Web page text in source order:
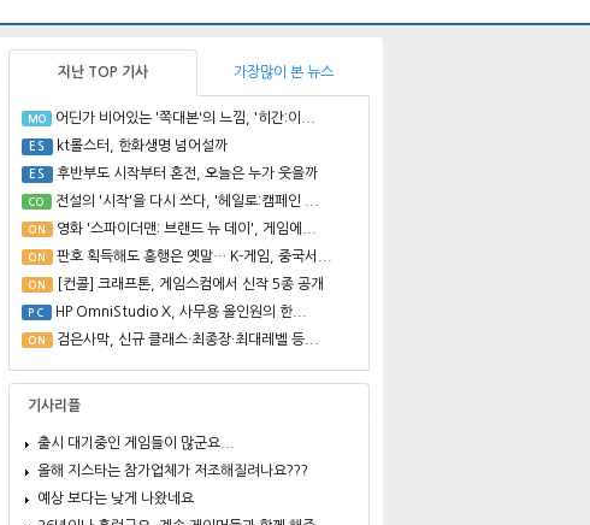
지난 TOP 기사 가장많이 본 뉴스
MO 어딘가 비어있는 '쪽대본'의 느낌, '히간:이...
ES kt롤스터, 한화생명 넘어설까
ES 후반부도 시작부터 혼전, 오늘은 누가 웃을까
CO 전설의 '시작'을 다시 쓰다, '헤일로:캠페인 ...
ON 영화 '스파이더맨: 브랜드 뉴 데이', 게임에...
ON 판호 획득해도 흥행은 옛말… K-게임, 중국서...
ON [컨콜] 크래프톤, 게임스컴에서 신작 5종 공개
PC HP OmniStudio X, 사무용 올인원의 한...
ON 검은사막, 신규 클래스·최종장·최대레벨 등...
기사리플
출시 대기중인 게임들이 많군요...
올해 지스타는 참가업체가 저조해질려나요???
예상 보다는 낮게 나왔네요